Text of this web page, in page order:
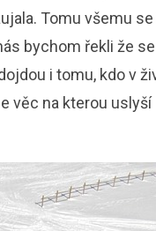
Tomu všemu se
bychom řekli že
i tomu, kdo v
věc na kterou uslyší